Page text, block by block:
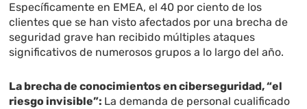
Específicamente en EMEA, el 40 por ciento de los
clientes que se han visto afectados por una brecha de
seguridad grave han recibido múltiples ataques
significativos de numerosos grupos a lo largo del año.
La brecha de conocimientos en ciberseguridad, “el
riesgo invisible”: La demanda de personal cualificado